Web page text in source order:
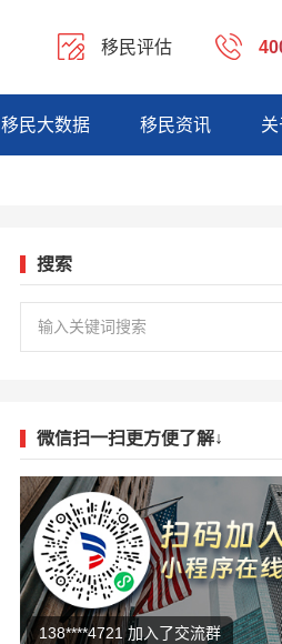
移民评估
移民大数据 移民资讯 关
搜索
微信扫一扫更方便了解↓
178****5561 O1评估中